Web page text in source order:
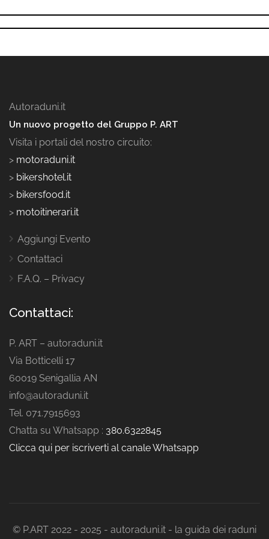
Autoraduni.it
Un nuovo progetto del Gruppo P. ART
Visita i portali del nostro circuito:
> motoraduni.it
> bikershotel.it
> bikersfood.it
> motoitinerari.it
Aggiungi Evento
Contattaci
F.A.Q. – Privacy
Contattaci:
P. ART – autoraduni.it
Via Botticelli 17
60019 Senigallia AN
info@autoraduni.it
Tel. 071.7915693
Chatta su Whatsapp : 380.6322845
Clicca qui per iscriverti al canale Whatsapp
© P.ART 2022 - 2025 - autoraduni.it - la guida dei raduni